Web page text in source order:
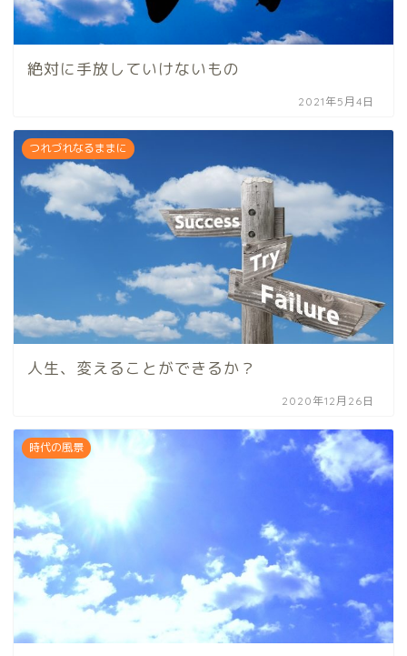
絶対に手放していけないもの
2021年5月4日
つれづれなるままに
人生、変えることができるか？
2020年12月26日
時代の風景